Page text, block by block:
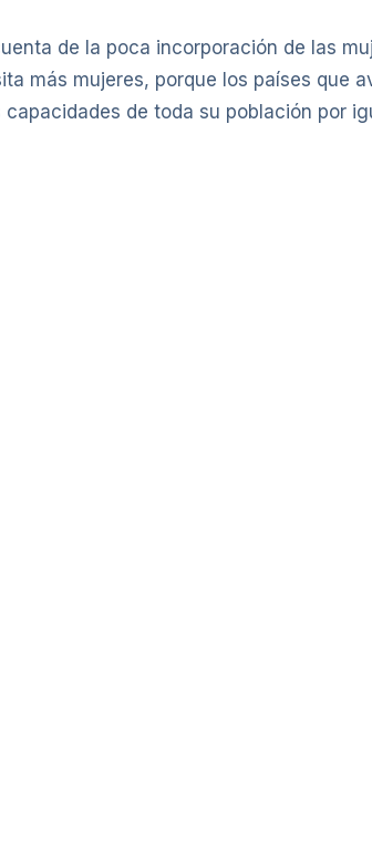
de la poca incorporación de las
más mujeres, porque los países que
de toda su población por